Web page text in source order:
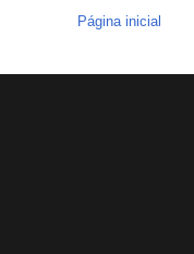
Página inicial